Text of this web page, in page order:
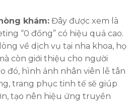
khám:Đây được xem là
“0 đồng” có hiệu quả cao.
về dịch vụ tại nha khoa, họ
còn giới thiệu cho người
đó, hình ảnh nhân viên lễ tân
trang phục tinh tế sẽ giúp
tạo nên hiệu ứng truyền